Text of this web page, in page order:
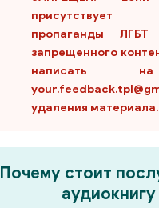
пропаганды
запрещенного
написать
удаления материала.
Почему стоит
аудиокнигу